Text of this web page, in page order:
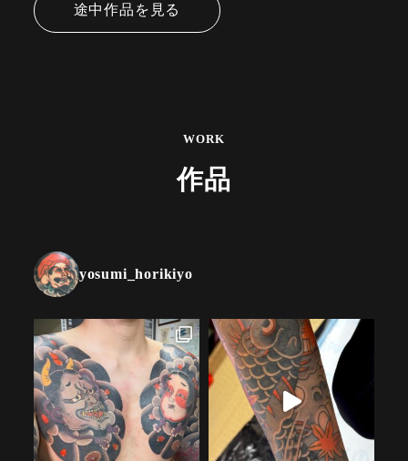
途中作品を見る
WORK
作品
yosumi_horikiyo